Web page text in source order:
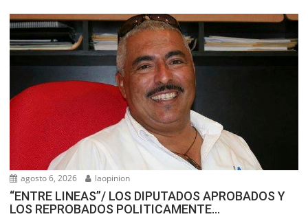
agosto 6, 2026 laopinion
“ENTRE LINEAS”/ LOS DIPUTADOS APROBADOS Y
LOS REPROBADOS POLITICAMENTE…